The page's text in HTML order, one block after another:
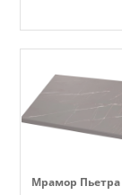
Мрамор Пьетра